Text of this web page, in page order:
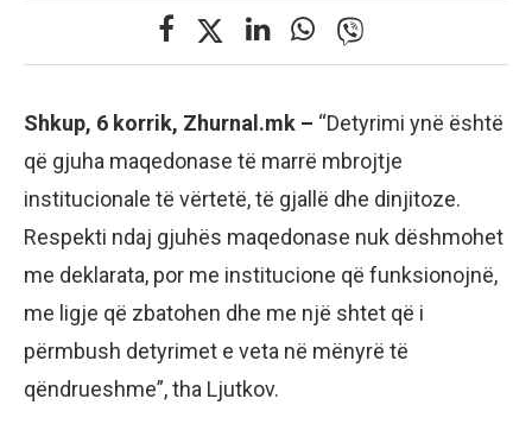
Shkup, 6 korrik, Zhurnal.mk – “Detyrimi ynë është
që gjuha maqedonase të marrë mbrojtje
institucionale të vërtetë, të gjallë dhe dinjitoze.
Respekti ndaj gjuhës maqedonase nuk dëshmohet
me deklarata, por me institucione që funksionojnë,
me ligje që zbatohen dhe me një shtet që i
përmbush detyrimet e veta në mënyrë të
qëndrueshme”, tha Ljutkov.